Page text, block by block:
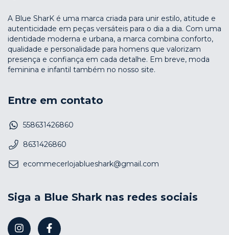
A Blue SharK é uma marca criada para unir estilo, atitude e
autenticidade em peças versáteis para o dia a dia. Com uma
identidade moderna e urbana, a marca combina conforto,
qualidade e personalidade para homens que valorizam
presença e confiança em cada detalhe. Em breve, moda
feminina e infantil também no nosso site.
Entre em contato
558631426860
8631426860
ecommecerlojablueshark@gmail.com
Siga a Blue Shark nas redes sociais